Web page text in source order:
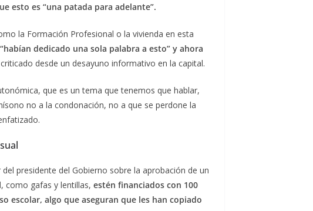
esto es “una patada para adelante”.
la Formación Profesional o la vivienda en esta
dedicado una sola palabra a esto” y ahora
desde un desayuno informativo en la capital.
que es un tema que tenemos que hablar,
no a la condonación, no a que se perdone la
presidente del Gobierno sobre la aprobación de un
como gafas y lentillas, estén financiados con 100
escolar, algo que aseguran que les han copiado